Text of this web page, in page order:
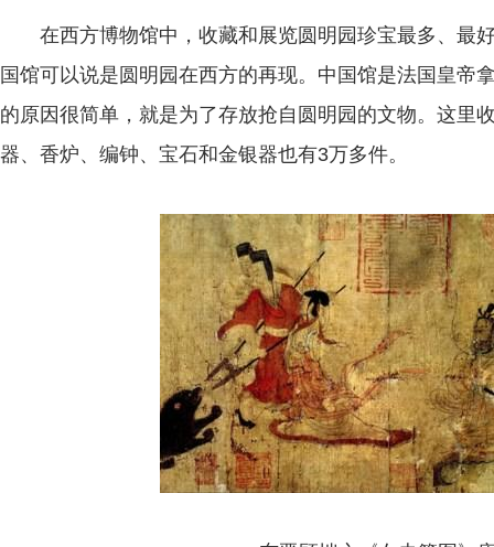
在西方博物馆中，收藏和展览圆明园珍宝最多、最
国馆可以说是圆明园在西方的再现。中国馆是法国皇帝
的原因很简单，就是为了存放抢自圆明园的文物。这里
器、香炉、编钟、宝石和金银器也有3万多件。